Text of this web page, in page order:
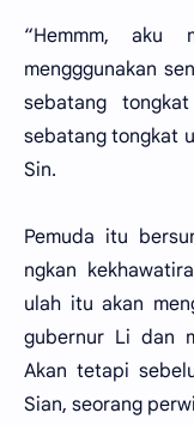
“Hemmm, aku
mengggunakan
sebatang
sebatang tongkat
Sin.
Pemuda itu
ngkan
ulah itu akan
gubernur Li dan
Akan tetapi
Sian, seorang